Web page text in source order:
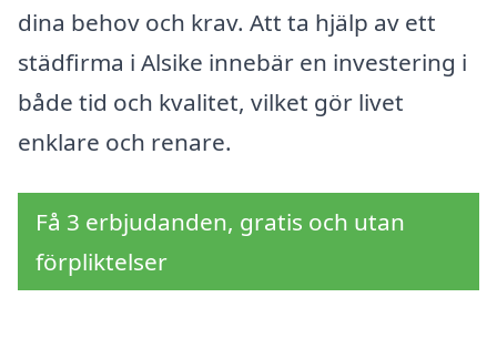
dina behov och krav. Att ta hjälp av ett
städfirma i Alsike innebär en investering i
både tid och kvalitet, vilket gör livet
enklare och renare.
Få 3 erbjudanden, gratis och utan
förpliktelser